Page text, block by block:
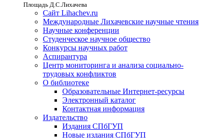
Площадь Д.С.Лихачева
Сайт Lihachev.ru
Международные Лихачевские научные чтения
Научные конференции
Студенческое научное общество
Конкурсы научных работ
Аспирантура
Центр мониторинга и анализа социально-
трудовых конфликтов
О библиотеке
Образовательные Интернет-ресурсы
Электронный каталог
Контактная информация
Издательство
Издания СПбГУП
Новые издания СПбГУП